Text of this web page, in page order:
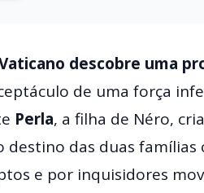
descobre uma
de uma força
Perla, a filha de Néro,
destino das duas
e por inquisidores